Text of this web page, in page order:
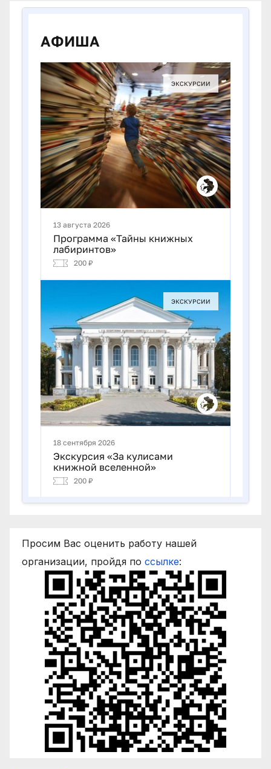
Просим Вас оценить работу нашей
организации, пройдя по ссылке: